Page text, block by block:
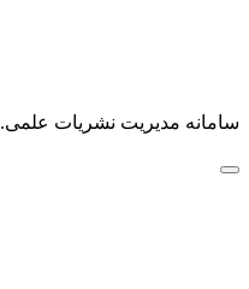
سامانه مدیریت نشریات علمی.